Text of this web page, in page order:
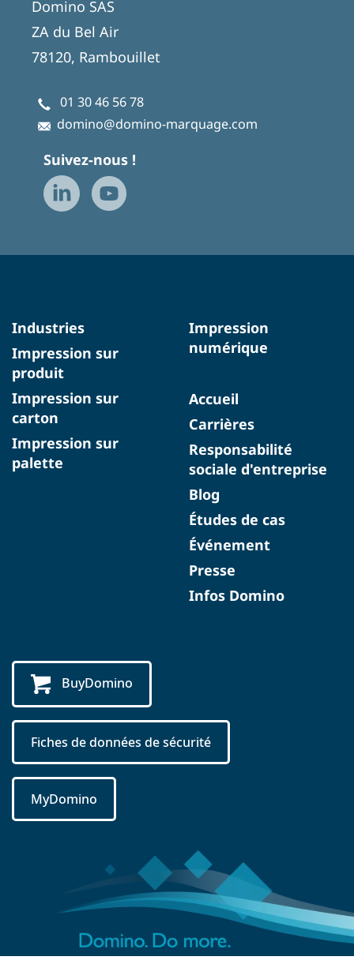
Domino SAS
ZA du Bel Air
78120, Rambouillet
01 30 46 56 78
domino@domino-marquage.com
Suivez-nous !
Industries
Impression sur
produit
Impression sur
carton
Impression sur
palette
Impression
numérique
Accueil
Carrières
Responsabilité
sociale d'entreprise
Blog
Études de cas
Événement
Presse
Infos Domino
BuyDomino
Fiches de données de sécurité
MyDomino